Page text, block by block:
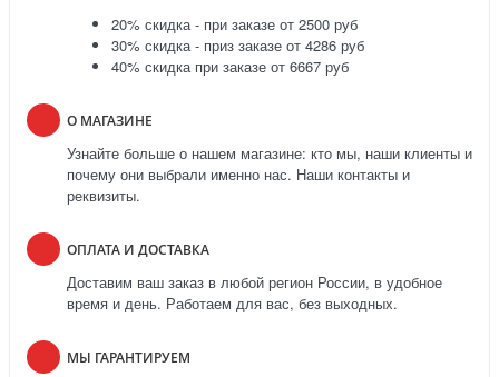
20% скидка - при заказе от 2500 руб
30% скидка - приз заказе от 4286 руб
40% скидка при заказе от 6667 руб
О МАГАЗИНЕ
Узнайте больше о нашем магазине: кто мы, наши клиенты и
почему они выбрали именно нас. Наши контакты и
реквизиты.
ОПЛАТА И ДОСТАВКА
Доставим ваш заказ в любой регион России, в удобное
время и день. Работаем для вас, без выходных.
МЫ ГАРАНТИРУЕМ